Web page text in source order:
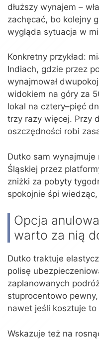
dłuższy wynajem –
zachęcać, bo kolejny
wygląda sytuacja w
Konkretny przykład:
Indiach, gdzie przez
wynajmował
widokiem na góry za
lokal na cztery–pięć
trzy razy więcej. Przy
oszczędności robi
Dutko sam
Śląskiej przez
zniżki za pobyty
spokojnie śpi
Opcja
warto za nią
Dutko traktuje
polisę
zaplanowanych
stuprocentowo
nawet jeśli kosztuje
Wskazuje też na